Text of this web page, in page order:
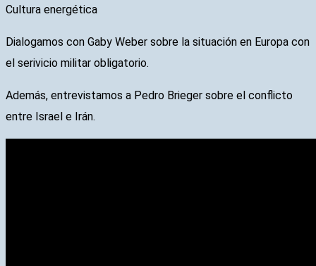
Cultura energética
Dialogamos con Gaby Weber sobre la situación en Europa con
el serivicio militar obligatorio.
Además, entrevistamos a Pedro Brieger sobre el conflicto
entre Israel e Irán.